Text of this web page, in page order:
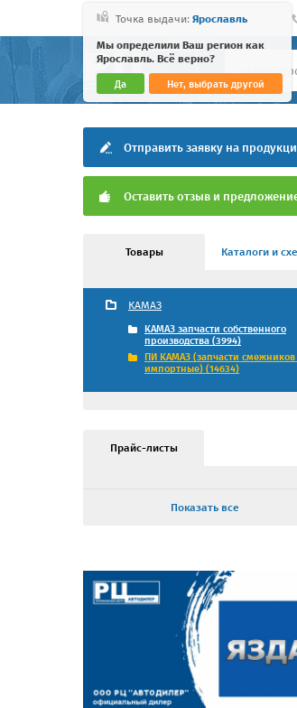
Точка выдачи: Ярославль
Мы определили Ваш регион как
Ярославль. Всё верно?
Да Нет, выбрать другой
Отправить заявку на
Оставить отзыв и
Товары Каталоги и
КАМАЗ
КАМАЗ запчасти собственного
производства (3994)
ПИ КАМАЗ (запчасти смежников
импортные) (14634)
Прайс-листы
Показать все